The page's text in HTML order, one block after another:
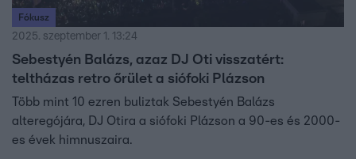
Fókusz
2025. szeptember 1. 13:24
Sebestyén Balázs, azaz DJ Oti visszatért:
teltházas retro őrület a siófoki Plázson
Több mint 10 ezren buliztak Sebestyén Balázs
alteregójára, DJ Otira a siófoki Plázson a 90-es és 2000-
es évek himnuszaira.